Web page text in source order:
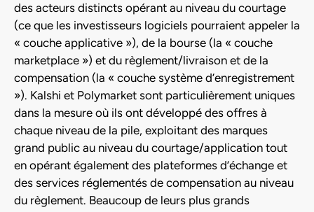
des acteurs distincts opérant au niveau du courtage
(ce que les investisseurs logiciels pourraient appeler la
« couche applicative »), de la bourse (la « couche
marketplace ») et du règlement/livraison et de la
compensation (la « couche système d’enregistrement
»). Kalshi et Polymarket sont particulièrement uniques
dans la mesure où ils ont développé des offres à
chaque niveau de la pile, exploitant des marques
grand public au niveau du courtage/application tout
en opérant également des plateformes d’échange et
des services réglementés de compensation au niveau
du règlement. Beaucoup de leurs plus grands